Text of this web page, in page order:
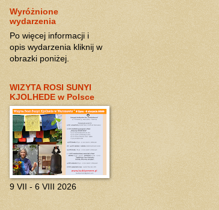
Wyróżnione
wydarzenia
Po więcej informacji i
opis wydarzenia kliknij w
obrazki poniżej.
WIZYTA ROSI SUNYI
KJOLHEDE w Polsce
9 VII - 6 VIII 2026